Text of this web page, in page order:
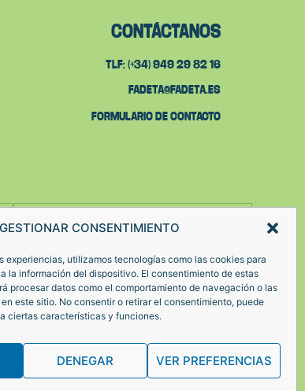
GESTIONAR CONSENTIMIENTO
experiencias, utilizamos tecnologías como las cookies para
la información del dispositivo. El consentimiento de estas
procesar datos como el comportamiento de navegación o las
este sitio. No consentir o retirar el consentimiento, puede
ciertas características y funciones.
DENEGAR VER PREFERENCIAS
CONTÁCTANOS
TLF: (+34) 949 29 82 16
FADETA@FADETA.ES
FORMULARIO DE CONTACTO
YouTube